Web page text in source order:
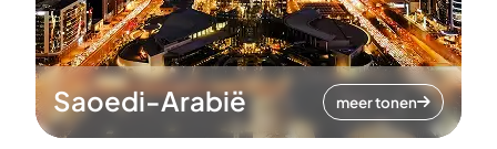
Saoedi-Arabië meer tonen